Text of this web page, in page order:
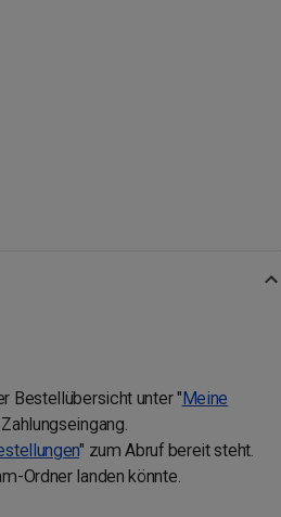
Bestellübersicht unter "Meine
" zum Abruf bereit steht.
Ordner landen könnte.